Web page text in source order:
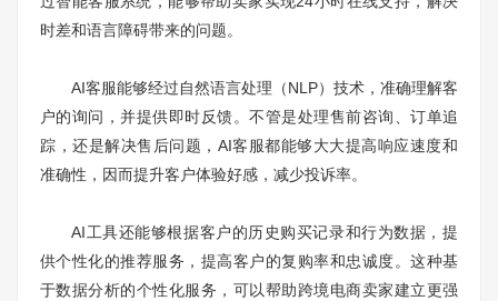
时差和语言障碍带来的问题。
AI客服能够经过自然语言处理（NLP）技术，准确理解客
户的询问，并提供即时反馈。不管是处理售前咨询、订单追
踪，还是解决售后问题，AI客服都能够大大提高响应速度和
准确性，因而提升客户体验好感，减少投诉率。
AI工具还能够根据客户的历史购买记录和行为数据，提
供个性化的推荐服务，提高客户的复购率和忠诚度。这种基
于数据分析的个性化服务，可以帮助跨境电商卖家建立更强